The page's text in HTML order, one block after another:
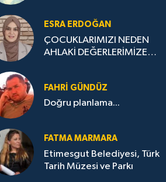
ESRA ERDOĞAN
ÇOCUKLARIMIZI NEDEN
AHLAKİ DEĞERLERİMİZE
FAHRI GÜNDÜZ
Doğru planlama...
FATMA MARMARA
Etimesgut Belediyesi, Türk
Tarih Müzesi ve Parkı